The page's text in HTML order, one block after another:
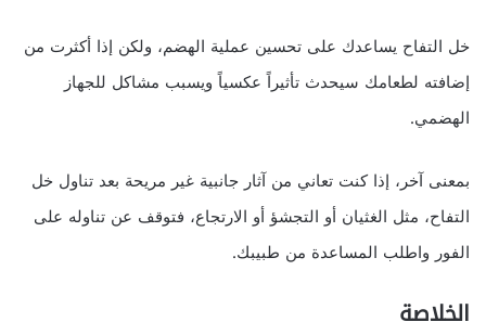
خل التفاح يساعدك على تحسين عملية الهضم، ولكن إذا أكثرت من
إضافته لطعامك سيحدث تأثيراً عكسياً ويسبب مشاكل للجهاز
الهضمي.
بمعنى آخر، إذا كنت تعاني من آثار جانبية غير مريحة بعد تناول خل
التفاح، مثل الغثيان أو التجشؤ أو الارتجاع، فتوقف عن تناوله على
الفور واطلب المساعدة من طبيبك.
الخلاصة